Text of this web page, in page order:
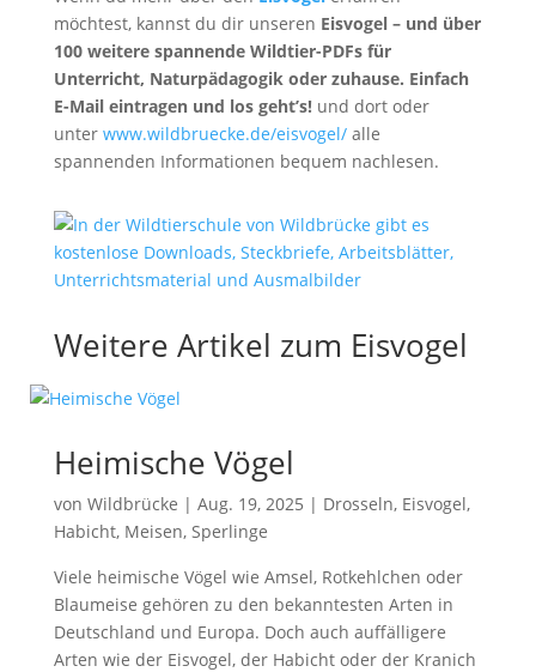
möchtest, kannst du dir unseren Eisvogel – und über
100 weitere spannende Wildtier-PDFs für
Unterricht, Naturpädagogik oder zuhause. Einfach
E-Mail eintragen und los geht’s!und dort oder
unter www.wildbruecke.de/eisvogel/alle
spannenden Informationen bequem nachlesen.
Weitere Artikel zum Eisvogel
Heimische Vögel
von Wildbrücke | Aug. 19, 2025 | Drosseln, Eisvogel,
Habicht, Meisen, Sperlinge
Viele heimische Vögel wie Amsel, Rotkehlchen oder
Blaumeise gehören zu den bekanntesten Arten in
Deutschland und Europa. Doch auch auffälligere
Arten wie der Eisvogel, der Habicht oder der Kranich